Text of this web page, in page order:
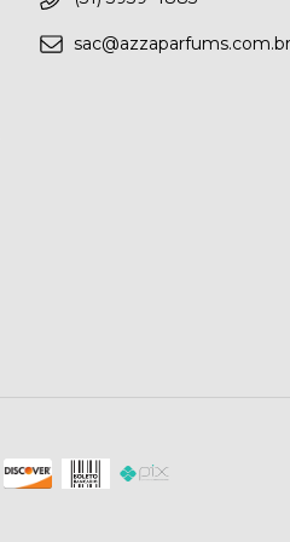
sac@azzaparfums.com.br